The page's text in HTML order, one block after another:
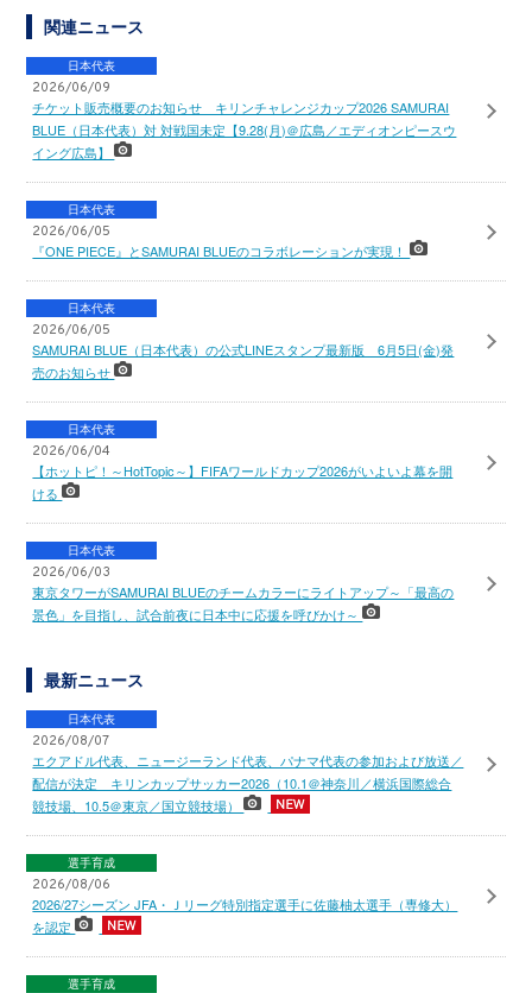
関連ニュース
日本代表
2026/06/09
チケット販売概要のお知らせ キリンチャレンジカップ2026 SAMURAI
BLUE（日本代表）対 対戦国未定【9.28(月)＠広島／エディオンピースウ
イング広島】
日本代表
2026/06/05
『ONE PIECE』とSAMURAI BLUEのコラボレーションが実現！
日本代表
2026/06/05
SAMURAI BLUE（日本代表）の公式LINEスタンプ最新版 6月5日(金)発
売のお知らせ
日本代表
2026/06/04
【ホットピ！～HotTopic～】FIFAワールドカップ2026がいよいよ幕を開
ける
日本代表
2026/06/03
東京タワーがSAMURAI BLUEのチームカラーにライトアップ～「最高の
景色」を目指し、試合前夜に日本中に応援を呼びかけ～
最新ニュース
日本代表
2026/08/07
エクアドル代表、ニュージーランド代表、パナマ代表の参加および放送／
配信が決定 キリンカップサッカー2026（10.1＠神奈川／横浜国際総合
競技場、10.5＠東京／国立競技場）
選手育成
2026/08/06
2026/27シーズン JFA・Ｊリーグ特別指定選手に佐藤柚太選手（専修大）
を認定
選手育成